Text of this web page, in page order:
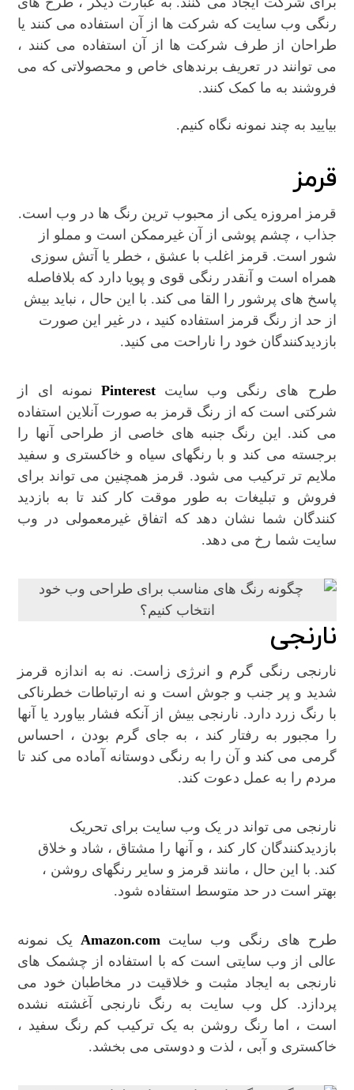
رنگی وب سایت که شرکت ها از آن استفاده می کنند یا
طراحان از طرف شرکت ها از آن استفاده می کنند ،
می توانند در تعریف برندهای خاص و محصولاتی که می
فروشند به ما کمک کنند.
بیایید به چند نمونه نگاه کنیم.
قرمز
قرمز امروزه یکی از محبوب ترین رنگ ها در وب است.
جذاب ، چشم پوشی از آن غیرممکن است و مملو از
شور است. قرمز اغلب با عشق ، خطر یا آتش سوزی
همراه است و آنقدر رنگی قوی و پویا دارد که بلافاصله
پاسخ های پرشور را القا می کند. با این حال ، نباید بیش
از حد از رنگ قرمز استفاده کنید ، در غیر این صورت
بازدیدکنندگان خود را ناراحت می کنید.
طرح های رنگی وب سایتPinterest نمونه ای از
شرکتی است که از رنگ قرمز به صورت آنلاین استفاده
می کند. این رنگ جنبه های خاصی از طراحی آنها را
برجسته می کند و با رنگهای سیاه و خاکستری و سفید
ملایم تر ترکیب می شود. قرمز همچنین می تواند برای
فروش و تبلیغات به طور موقت کار کند تا به بازدید
کنندگان شما نشان دهد که اتفاق غیرمعمولی در وب
سایت شما رخ می دهد.
نارنجی
نارنجی رنگی گرم و انرژی زاست. نه به اندازه قرمز
شدید و پر جنب و جوش است و نه ارتباطات خطرناکی
با رنگ زرد دارد. نارنجی بیش از آنکه فشار بیاورد یا آنها
را مجبور به رفتار کند ، به جای گرم بودن ، احساس
گرمی می کند و آن را به رنگی دوستانه آماده می کند تا
مردم را به عمل دعوت کند.
نارنجی می تواند در یک وب سایت برای تحریک
بازدیدکنندگان کار کند ، و آنها را مشتاق ، شاد و خلاق
کند. با این حال ، مانند قرمز و سایر رنگهای روشن ،
بهتر است در حد متوسط استفاده شود.
طرح های رنگی وب سایت Amazon.comیک نمونه
عالی از وب سایتی است که با استفاده از چشمک های
نارنجی به ایجاد مثبت و خلاقیت در مخاطبان خود می
پردازد. کل وب سایت به رنگ نارنجی آغشته نشده
است ، اما رنگ روشن به یک ترکیب کم رنگ سفید ،
خاکستری و آبی ، لذت و دوستی می بخشد.